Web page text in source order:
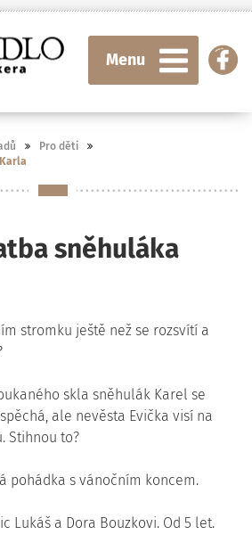
Menu
Pro děti
sněhuláka
stromku ještě než se rozsvítí a
skla sněhulák Karel se
ale nevěsta Evička visí na
Stihnou to?
pohádka s vánočním koncem.
Lukáš a Dora Bouzkovi. Od 5 let.